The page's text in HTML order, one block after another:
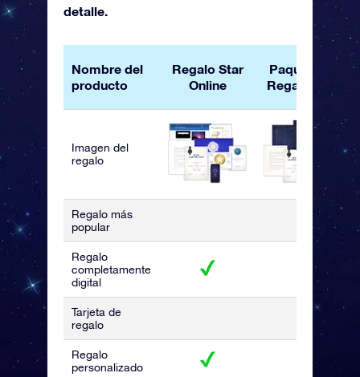
detalle.
Nombre del
producto
Regalo Star
Online
Paquete de
Regalo OSR
Imagen del
regalo
Regalo más
popular
Regalo
completamente
digital
Tarjeta de
regalo
Regalo
personalizado